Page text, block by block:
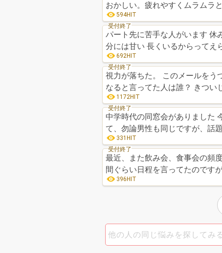
おかしい。疲れやすくムラムラ
594HIT
受付終了
パート先に苦手な人がいます 休
分には甘い 長くいるからってえ
692HIT
受付終了
視力が落ちた。 このメールをう
なると言ってた人は誰？ きつい
1172HIT
受付終了
中学時代の同窓会がありました
て、勿論男性も同じですが、話
331HIT
受付終了
最近、また飲み会、食事会の頻
間ぐらい日程を言ってたのです
396HIT